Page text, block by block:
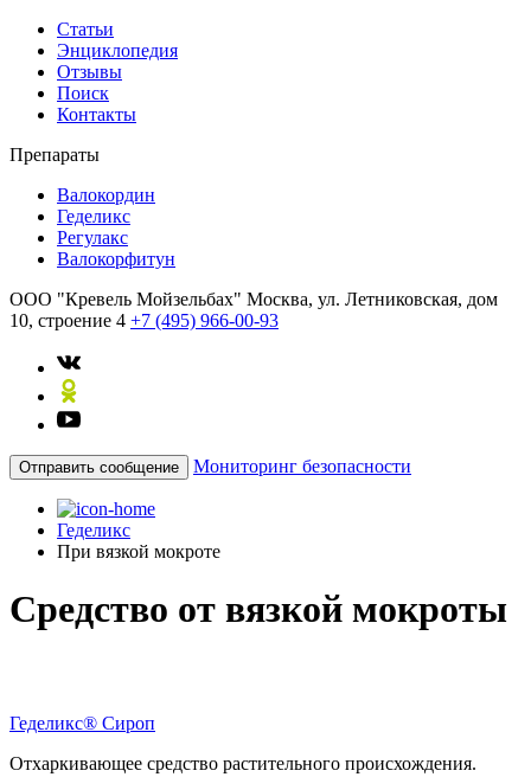
Статьи
Энциклопедия
Отзывы
Поиск
Контакты
Препараты
Валокордин
Геделикс
Регулакс
Валокорфитун
ООО "Кревель Мойзельбах" Москва, ул. Летниковская, дом
10, строение 4 +7 (495) 966-00-93
Отправить сообщение Мониторинг безопасности
Геделикс
При вязкой мокроте
Средство от вязкой мокроты
Геделикс® Сироп
Отхаркивающее средство растительного происхождения.